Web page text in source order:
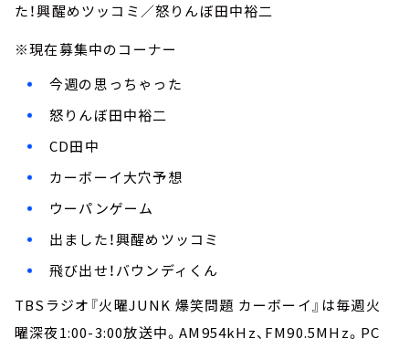
た！興醒めツッコミ／怒りんぼ田中裕二
※現在募集中のコーナー
今週の思っちゃった
怒りんぼ田中裕二
CD田中
カーボーイ大穴予想
ウーパンゲーム
出ました！興醒めツッコミ
飛び出せ！バウンディくん
TBSラジオ『火曜JUNK 爆笑問題 カーボーイ』は毎週火
曜深夜1:00-3:00放送中。AM954kHz、FM90.5MHz。PC